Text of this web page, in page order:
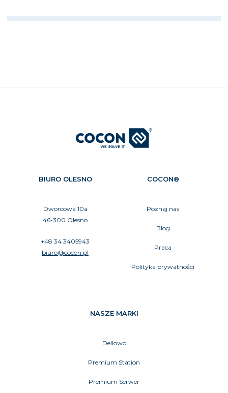
BIURO OLESNO
Dworcowa 10a
46-300 Olesno
+48 34 3405943
biuro@cocon.pl
COCON®
Poznaj nas
Blog
Praca
Polityka prywatności
NASZE MARKI
Dellowo
Premium Station
Premium Serwer